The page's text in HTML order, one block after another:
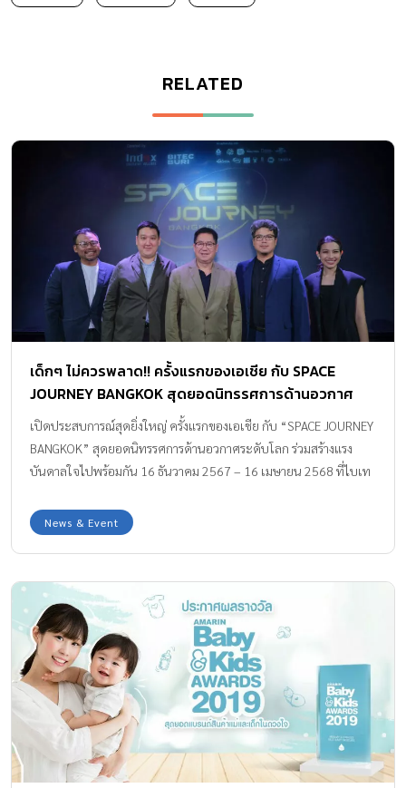
RELATED
เด็กๆ ไม่ควรพลาด!! ครั้งแรกของเอเชีย กับ SPACE
JOURNEY BANGKOK สุดยอดนิทรรศการด้านอวกาศ
ระดับโลก
เปิดประสบการณ์สุดยิ่งใหญ่ ครั้งแรกของเอเชีย กับ “SPACE JOURNEY
BANGKOK” สุดยอดนิทรรศการด้านอวกาศระดับโลก ร่วมสร้างแรง
บันดาลใจไปพร้อมกัน 16 ธันวาคม 2567 – 16 เมษายน 2568 ที่ไบเท
และสร้างแรงบันดาลใจครั้งใหญ่ ให้กับเยาวชนไทยและผู้ที่สนใจด้าน
อวกาศ ดึงสุดยอดนิทรรศการด้านอวกาศระดับโลก มาจัดแสดงขึ้นที่
JOURNEY BANGKOK” พบกับ 10 ห้องนิทรรศการเสมือนจริง เกี่ยวกับ
อดีต ปัจจุบัน และอนาคตของการสำรวจอวกาศ ห้องรวบรวมชิ้นส่วน
ยานอวกาศที่ผ่านการใช้จริงและแบบจำลองที่หาชมยากกว่า 600 ชิ้น
จากสหรัฐอเมริกา สหภาพโซเวียต กำหนดจัดขึ้นระหว่างวันที่ 16
ธันวาคม 2567 – 16 เมษายน 2568 ณ Event Space 98 ไบเทคบุรี
(ศูนย์นิทรรศการและการประชุมไบเทค […]
News & Event